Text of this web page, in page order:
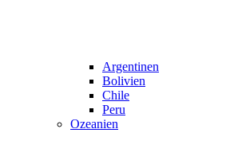
Argentinen
Bolivien
Chile
Peru
Ozeanien